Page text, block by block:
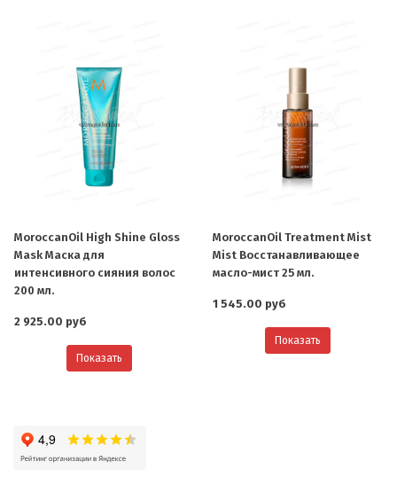
MoroccanOil High Shine Gloss
Mask Маска для
интенсивного сияния волос
200 мл.
2 925.00 руб
Показать
MoroccanOil Treatment Mist
Mist Восстанавливающее
масло-мист 25 мл.
1 545.00 руб
Показать